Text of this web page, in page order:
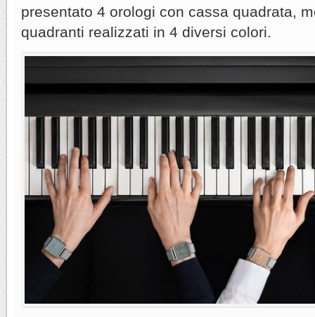
presentato 4 orologi con cassa quadrata,
quadranti realizzati in 4 diversi colori.